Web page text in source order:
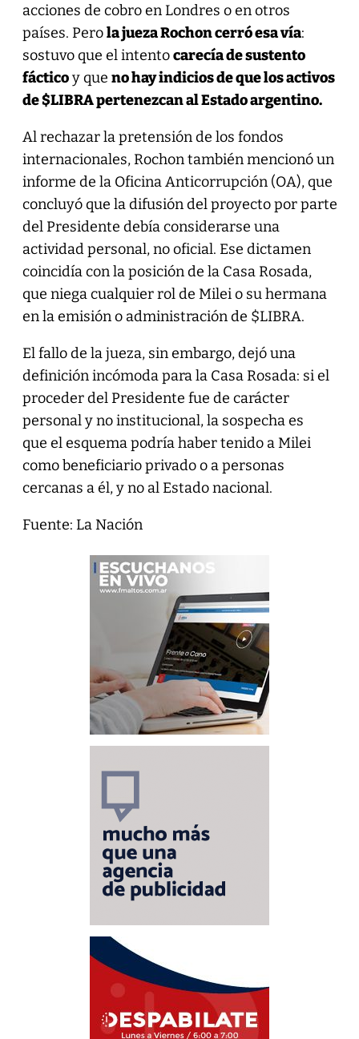
acciones de cobro en Londres o en otros
países. Perola jueza Rochon cerró esa vía:
sostuvo que el intentocarecía de sustento
fácticoy que no hay indicios de que los activos
de $LIBRA pertenezcan al Estado argentino.
Al rechazar la pretensión de los fondos
internacionales, Rochon también mencionó un
informe de la Oficina Anticorrupción (OA), que
concluyó que la difusión del proyecto por parte
del Presidente debía considerarse una
actividad personal, no oficial. Ese dictamen
coincidía con la posición de la Casa Rosada,
que niega cualquier rol de Milei o su hermana
en la emisión o administración de $LIBRA.
El fallo de la jueza, sin embargo, dejó una
definición incómoda para la Casa Rosada: si el
proceder del Presidente fue de carácter
personal y no institucional, la sospecha es
que el esquema podría haber tenido a Milei
como beneficiario privado o a personas
cercanas a él, y no al Estado nacional.
Fuente: La Nación